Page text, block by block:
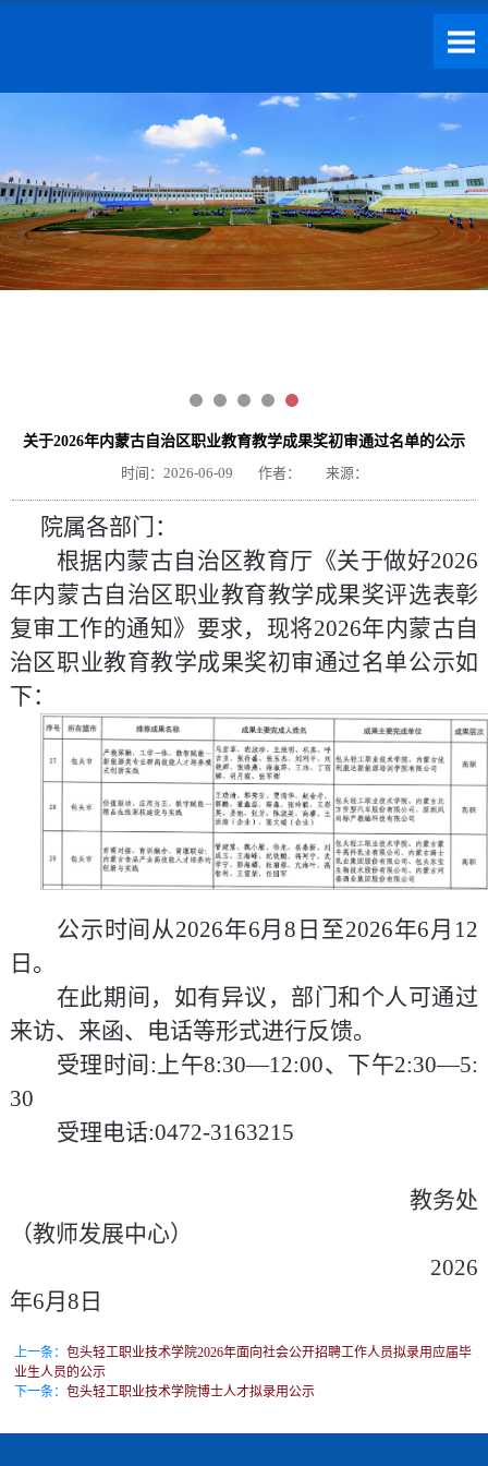
关于2026年内蒙古自治区职业教育教学成果奖初审通过名单的公示
时间：2026-06-09 作者： 来源：
院属各部门：
根据内蒙古自治区教育厅《关于做好2026
年内蒙古自治区职业教育教学成果奖评选表彰
复审工作的通知》要求，现将2026年内蒙古自
治区职业教育教学成果奖初审通过名单公示如
下：
公示时间从2026年6月8日至2026年6月12
日。
在此期间，如有异议，部门和个人可通过
来访、来函、电话等形式进行反馈。
受理时间:上午8:30—12:00、下午2:30—5:
30
受理电话:0472-3163215
教务处
（教师发展中心）
2026
年6月 8 日
上一条：包头轻工职业技术学院2026年面向社会公开招聘工作人员拟录用应届毕
业生人员的公示
下一条：包头轻工职业技术学院博士人才拟录用公示